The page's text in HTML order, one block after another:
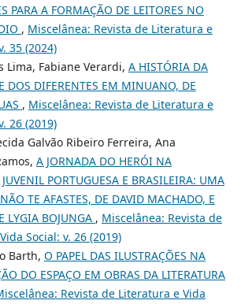
PARA A FORMAÇÃO DE LEITORES NO
, Miscelânea: Revista de Literatura e
35 (2024)
Lima, Fabiane Verardi, A HISTÓRIA DA
DOS DIFERENTES EM MINUANO, DE
, Miscelânea: Revista de Literatura e
26 (2019)
Galvão Ribeiro Ferreira, Ana
A JORNADA DO HERÓI NA
PORTUGUESA E BRASILEIRA: UMA
TE AFASTES, DE DAVID MACHADO, E
LYGIA BOJUNGA , Miscelânea: Revista de
Social: v. 26 (2019)
Barth, O PAPEL DAS ILUSTRAÇÕES NA
DO ESPAÇO EM OBRAS DA LITERATURA
Revista de Literatura e Vida